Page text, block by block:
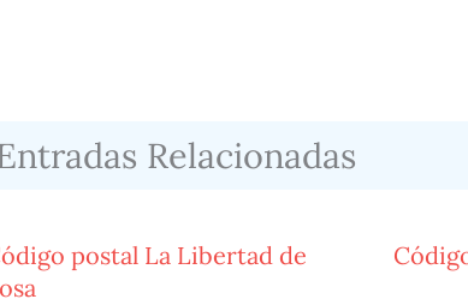
Relacionadas
postal La Libertad de